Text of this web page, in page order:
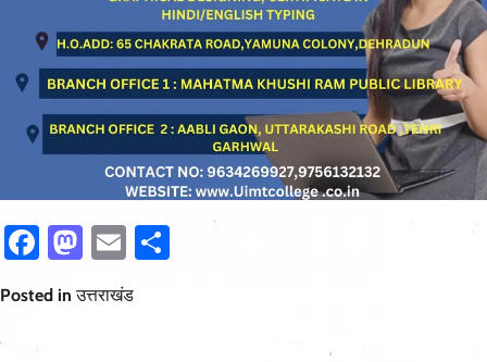
Facebook
Mastodon
Email
Posted inउत्तराखंड